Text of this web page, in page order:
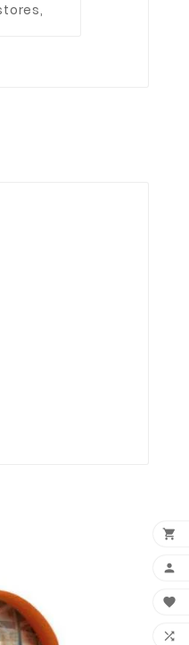



